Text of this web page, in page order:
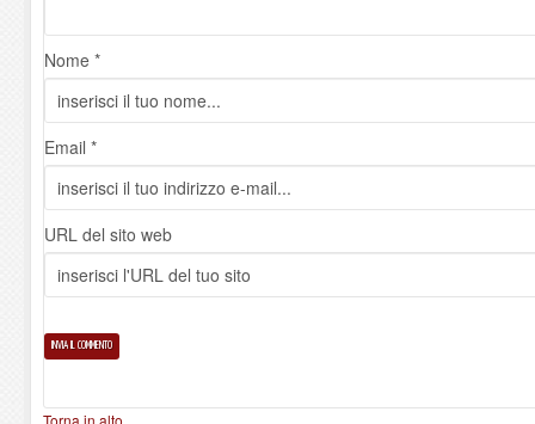
Nome *
Email *
URL del sito web
Torna in alto